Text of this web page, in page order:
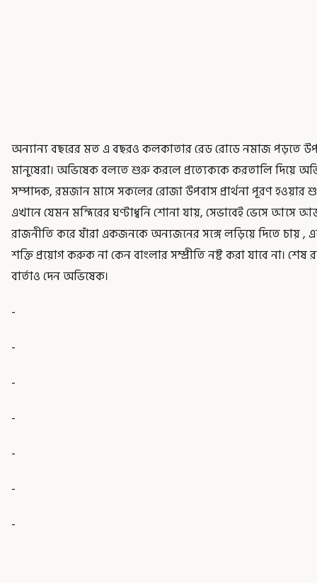
অন্যান্য বছরের মত এ বছরও কলকাতার রেড রোডে নমাজ পড়তে
মানুষেরা। অভিষেক বলতে শুরু করলে প্রত্যেককে করতালি দিয়ে
সম্পাদক, রমজান মাসে সকলের রোজা উপবাস প্রার্থনা পূরণ
এখানে যেমন মন্দিরের ঘণ্টাধ্বনি শোনা যায়, সেভাবেই ভেসে আসে
রাজনীতি করে যাঁরা একজনকে অন্যজনের সঙ্গে লড়িয়ে দিতে চায় ,
শক্তি প্রয়োগ করুক না কেন বাংলার সম্প্রীতি নষ্ট করা যাবে না। শেষ
বার্তাও দেন অভিষেক।
-
-
-
-
-
-
-